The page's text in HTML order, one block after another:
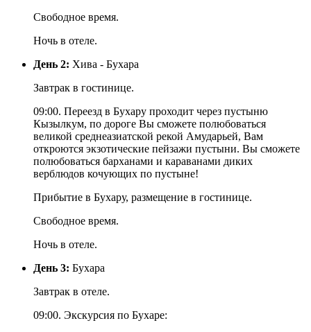
Свободное время.
Ночь в отеле.
День 2: Хива - Бухара
Завтрак в гостинице.
09:00. Переезд в Бухару проходит через пустыню
Кызылкум, по дороге Вы сможете полюбоваться
великой среднеазиатской рекой Амударьей, Вам
откроются экзотические пейзажи пустыни. Вы сможете
полюбоваться барханами и караванами диких
верблюдов кочующих по пустыне!
Прибытие в Бухару, размещение в гостинице.
Свободное время.
Ночь в отеле.
День 3: Бухара
Завтрак в отеле.
09:00. Экскурсия по Бухаре: